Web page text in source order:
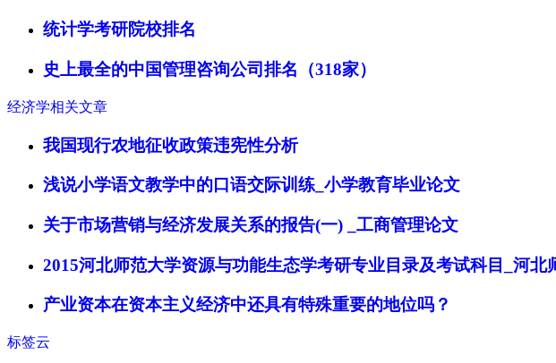
统计学考研院校排名
史上最全的中国管理咨询公司排名（318家）
经济学相关文章
我国现行农地征收政策违宪性分析
浅说小学语文教学中的口语交际训练_小学教育毕业论文
关于市场营销与经济发展关系的报告(一) _工商管理论文
2015河北师范大学资源与功能生态学考研专业目录及考试科目_河北
产业资本在资本主义经济中还具有特殊重要的地位吗？
标签云